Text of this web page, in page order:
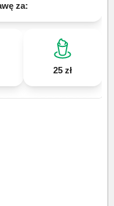
za:
25 zł